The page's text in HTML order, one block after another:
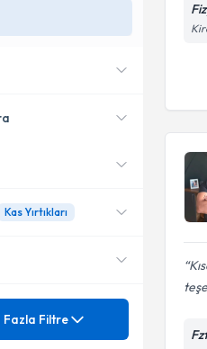
uzmanları
Kas Yırtıkları
Fazla Filtre